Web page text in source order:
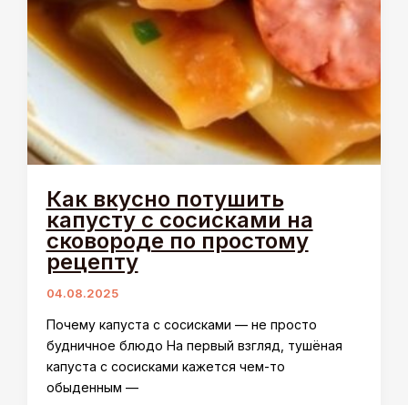
Как вкусно потушить
капусту с сосисками на
сковороде по простому
рецепту
04.08.2025
Почему капуста с сосисками — не просто
будничное блюдо На первый взгляд, тушёная
капуста с сосисками кажется чем-то
обыденным —